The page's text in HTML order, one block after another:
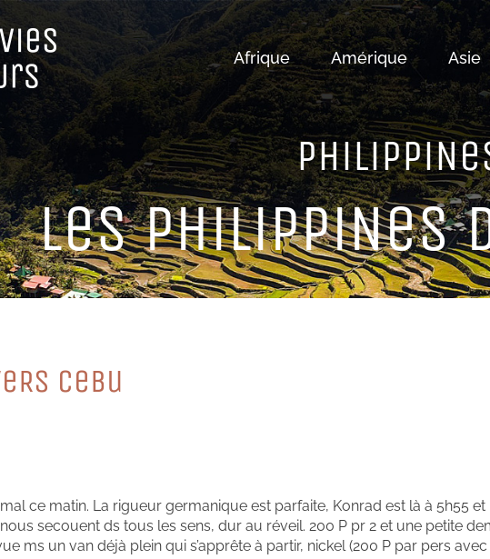
Afrique Amérique Asie
LeS PHiLiPPiNeS
CeBu
ce matin. La rigueur germanique est parfaite, Konrad est là à 5h55
secouent ds tous les sens, dur au réveil. 200 P pr 2 et une petite
ms un van déjà plein qui s’apprête à partir, nickel (200 P par pers